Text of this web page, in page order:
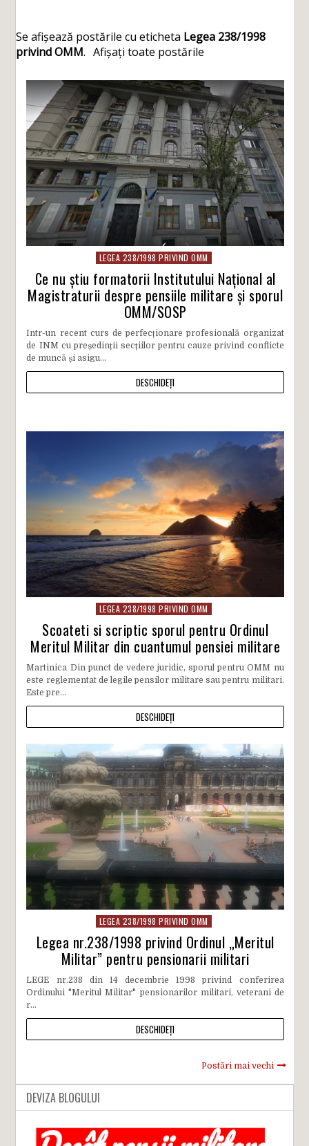
Se afișează postările cu eticheta Legea 238/1998
privind OMM. Afișați toate postările
LEGEA 238/1998 PRIVIND OMM
Ce nu știu formatorii Institutului Național al
Magistraturii despre pensiile militare și sporul
OMM/SOSP
Intr-un recent curs de perfecționare profesională organizat
de INM cu președinții secțiilor pentru cauze privind conflicte
de muncă și asigu...
DESCHIDEȚI
LEGEA 238/1998 PRIVIND OMM
Scoateti si scriptic sporul pentru Ordinul
Meritul Militar din cuantumul pensiei militare
Martinica Din punct de vedere juridic, sporul pentru OMM nu
este reglementat de legile pensilor militare sau pentru militari.
Este pre...
DESCHIDEȚI
LEGEA 238/1998 PRIVIND OMM
Legea nr.238/1998 privind Ordinul „Meritul
Militar” pentru pensionarii militari
LEGE nr.238 din 14 decembrie 1998 privind conferirea
Ordinului "Meritul Militar" pensionarilor militari, veterani de
r...
DESCHIDEȚI
Postări mai vechi
DEVIZA BLOGULUI